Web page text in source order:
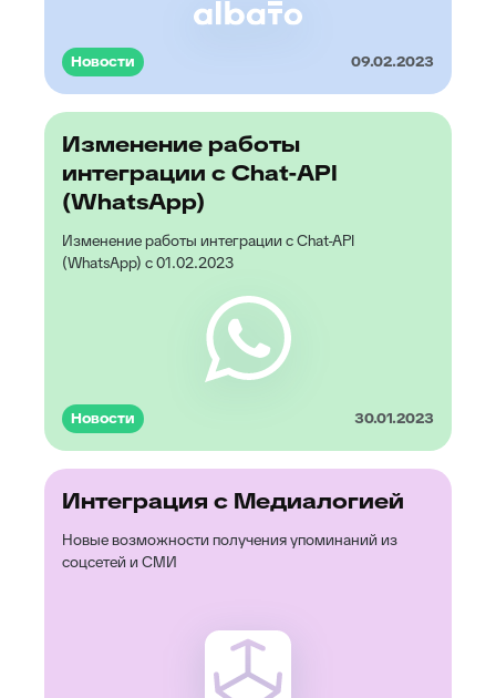
Новости 09.02.2023
Изменение работы
интеграции с Chat-API
(WhatsApp)
Изменение работы интеграции с Chat-API
(WhatsApp) с 01.02.2023
Новости 30.01.2023
Интеграция с Медиалогией
Новые возможности получения упоминаний из
соцсетей и СМИ